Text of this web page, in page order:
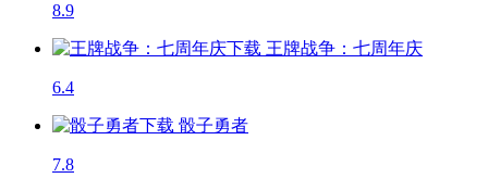
8.9
王牌战争：七周年庆
6.4
骰子勇者
7.8